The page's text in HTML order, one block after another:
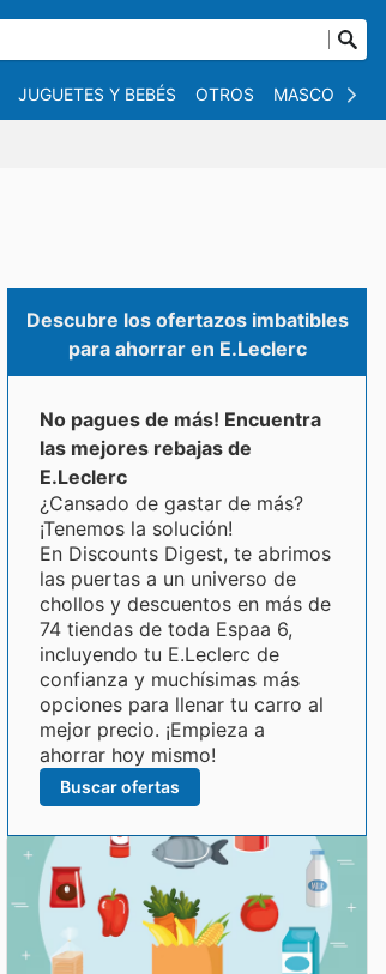
JUGUETES Y BEBÉS OTROS MASCOTAS
Descubre los ofertazos imbatibles
para ahorrar en E.Leclerc
No pagues de más! Encuentra
las mejores rebajas de
E.Leclerc
¿Cansado de gastar de más?
¡Tenemos la solución!
En Discounts Digest, te abrimos
las puertas a un universo de
chollos y descuentos en más de
74 tiendas de toda Espaa 6,
incluyendo tu E.Leclerc de
confianza y muchísimas más
opciones para llenar tu carro al
mejor precio. ¡Empieza a
ahorrar hoy mismo!
Buscar ofertas